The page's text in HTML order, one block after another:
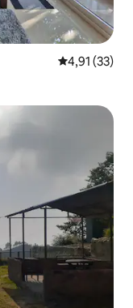
4,91 (33)